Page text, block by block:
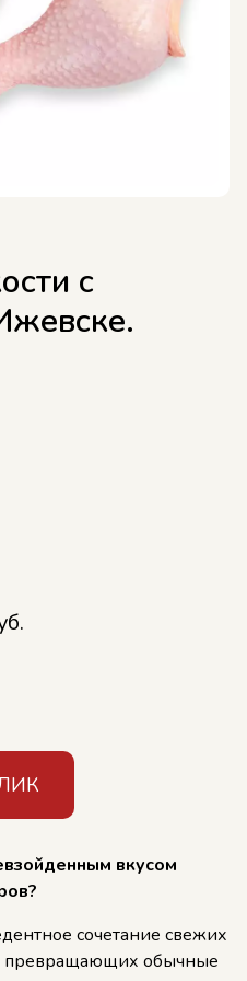
с
вкусом
сочетание свежих
превращающих обычные